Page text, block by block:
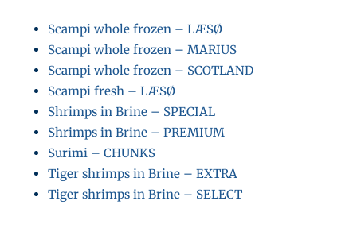
Scampi whole frozen – LÆSØ
Scampi whole frozen – MARIUS
Scampi whole frozen – SCOTLAND
Scampi fresh – LÆSØ
Shrimps in Brine – SPECIAL
Shrimps in Brine – PREMIUM
Surimi – CHUNKS
Tiger shrimps in Brine – EXTRA
Tiger shrimps in Brine – SELECT